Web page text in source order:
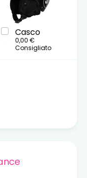
Casco
0,00 €
Consigliato